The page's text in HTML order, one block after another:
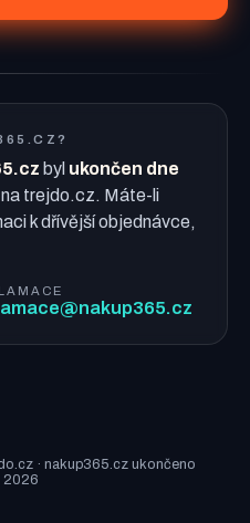
byl ukončen dne
na trejdo.cz. Máte-li
k dřívější objednávce,
· nakup365.cz ukončeno
2026